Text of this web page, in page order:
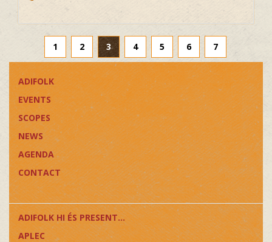
1 2 3 4 5 6 7
ADIFOLK
EVENTS
SCOPES
NEWS
AGENDA
CONTACT
ADIFOLK HI ÉS PRESENT...
APLEC